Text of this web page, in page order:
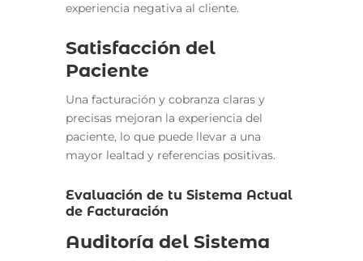
experiencia negativa al cliente.
Satisfacción del
Paciente
Una facturación y cobranza claras y
precisas mejoran la experiencia del
paciente, lo que puede llevar a una
mayor lealtad y referencias positivas.
Evaluación de tu Sistema Actual
de Facturación
Auditoría del Sistema